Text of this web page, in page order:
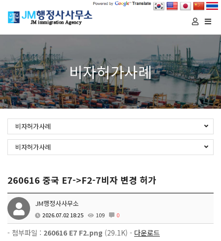
비자허가사례
비자허가사례
비자허가사례
260616 중국 E7->F2-7비자 변경 허가
JM행정사사무소
2026.07.02 18:25 109 0
- 첨부파일 : 260616 E7 F2.png (29.1K) - 다운로드